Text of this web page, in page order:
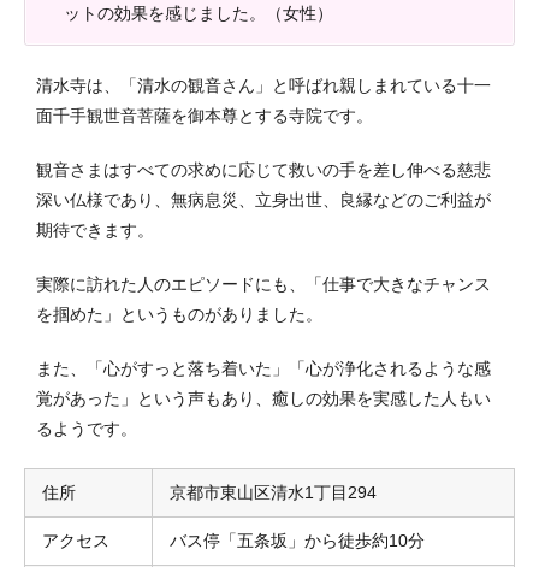
ットの効果を感じました。（女性）
清水寺は、「清水の観音さん」と呼ばれ親しまれている十一
面千手観世音菩薩を御本尊とする寺院です。
観音さまはすべての求めに応じて救いの手を差し伸べる慈悲
深い仏様であり、無病息災、立身出世、良縁などのご利益が
期待できます。
実際に訪れた人のエピソードにも、「仕事で大きなチャンス
を掴めた」というものがありました。
また、「心がすっと落ち着いた」「心が浄化されるような感
覚があった」という声もあり、癒しの効果を実感した人もい
るようです。
住所 京都市東山区清水1丁目294
アクセス バス停「五条坂」から徒歩約10分